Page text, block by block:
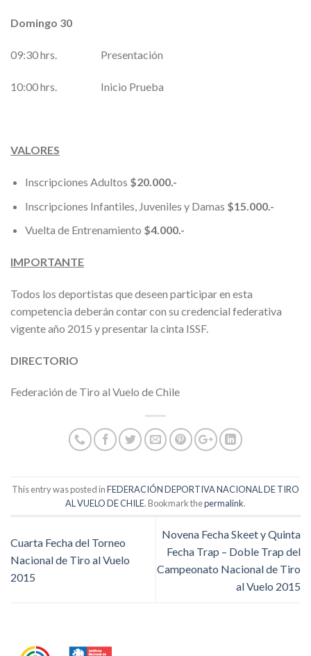
Domingo 30
09:30 hrs. Presentación
10:00 hrs. Inicio Prueba
VALORES
Inscripciones Adultos $20.000.-
Inscripciones Infantiles, Juveniles y Damas $15.000.-
Vuelta de Entrenamiento $4.000.-
IMPORTANTE
Todos los deportistas que deseen participar en esta
competencia deberán contar con su credencial federativa
vigente año 2015 y presentar la cinta ISSF.
DIRECTORIO
Federación de Tiro al Vuelo de Chile
This entry was posted inFEDERACIÓN DEPORTIVA NACIONAL DE TIRO
AL VUELO DE CHILE. Bookmark thepermalink.
Cuarta Fecha del Torneo
Nacional de Tiro al Vuelo
2015
Novena Fecha Skeet y Quinta
Fecha Trap – Doble Trap del
Campeonato Nacional de Tiro
al Vuelo 2015